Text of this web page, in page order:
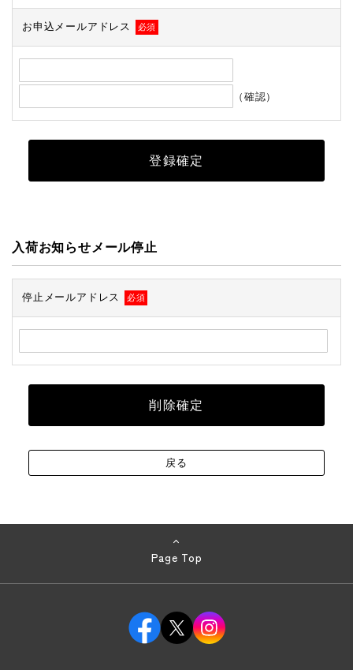
お申込メールアドレス 必須
（確認）
入荷お知らせメール停止
停止メールアドレス 必須
Page Top